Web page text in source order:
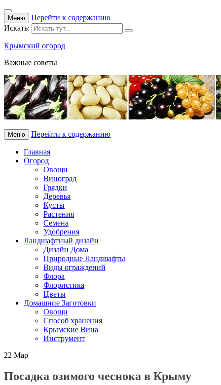
Меню
Перейти к содержанию
Искать:
Крымский огород
Важные советы
Меню Перейти к содержанию
Главная
Огород
Овощи
Виноград
Грядки
Деревья
Кусты
Растения
Семена
Удобрения
Ландшафтный дизайн
Дизайн Дома
Природные Ландшафты
Виды ограждений
Флора
Флористика
Цветы
Домашние Заготовки
Овощи
Способ хранения
Крымские Вина
Инструмент
22 Мар
Посадка озимого чеснока в Крыму